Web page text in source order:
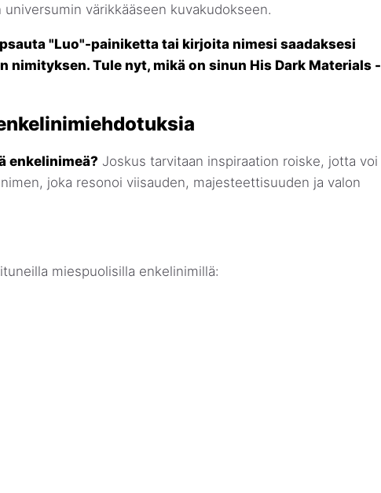
värikkääseen kuvakudokseen.
"Luo"-painiketta tai kirjoita nimesi saadaksesi
nimityksen. Tule nyt, mikä on sinun His Dark Materials -
enkelinimeä? Joskus tarvitaan inspiraation roiske, jotta voi
joka resonoi viisauden, majesteettisuuden ja valon
miespuolisilla enkelinimillä: